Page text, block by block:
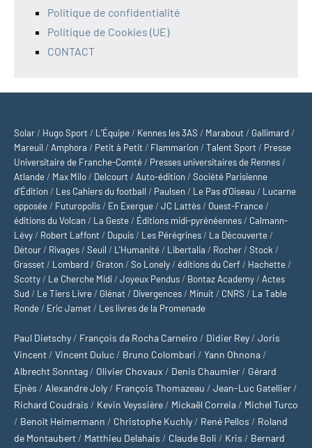
Politique de confidentialité
Politique de Cookies (UE)
CONTACT
Solar / Hugo Sport / L’Équipe / Kennes les 3AS / Marabout / Gallimard /
Mareuil / Amphora / Petit à Petit / Flammarion /Talent Sport / Presse
Universitaire de Franche-Comté / Presses universitaires de Rennes /
Atlande / Max Milo / Delcourt / Auto-édition /Société Parisienne
d'Édition / Les Cahiers du football / Paulsen / Le Pas d’Oiseau / Lucarne
opposée / Futuropolis / En Exergue /JC Lattès / Ouest-France /
éditions du Volcan / La Geste / Éditions midi-pyrénéennes / Calmann-
Lévy / Robert Laffont / Dupuis / Les Pérégrines / La Découverte /
Détour / Rivages /Seuil / L'Humanité / Libertalia / Rocher /Stock /
Grasset / Lombard / Graton /So Lonely /éditions du Cerf / Hachette /
Scotty / Le Cherche Midi /Joyeux Pendus / Bontaz Academy / Actes
Sud / Le Tiers Livre / Glénat / Divergences / Minuit / CNRS / La Table
Ronde / Eric Jamet / Les livres de la Promenade
Paul Dietschy / François da Rocha Carneiro / Didier Rey / Joris
Vincent / Vincent Duluc / Bruno Colombari / Yann Ohnona /
Albrecht Sonntag / Olivier Chovaux / Denis Chaumier / Gérard
Ejnès / Alexandre Joly / François Thomazeau / Jean-Luc Gatellier /
Richard Coudrais / Kevin Veyssière / Mickaël Correia / Michel Turco
/ Benoît Heimermann / Christophe Kuchly / René Pellos / Roland
de Montaubert / Matthieu Delahais / Claude Boli / Kris / Bernard